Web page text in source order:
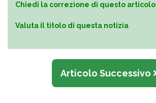
Chiedi la correzione di questo articolo
Valuta il titolo di questa notizia
Articolo Successivo